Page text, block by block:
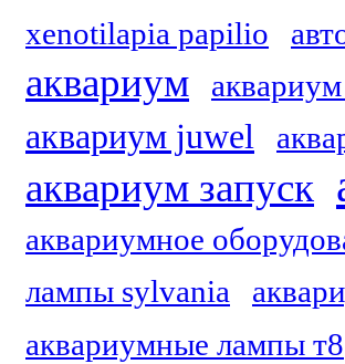
xenotilapia papilio
аквариум
аквариум juwel
аквариум запуск
аквариумное
лампы sylvania
аквариумные лампы т8